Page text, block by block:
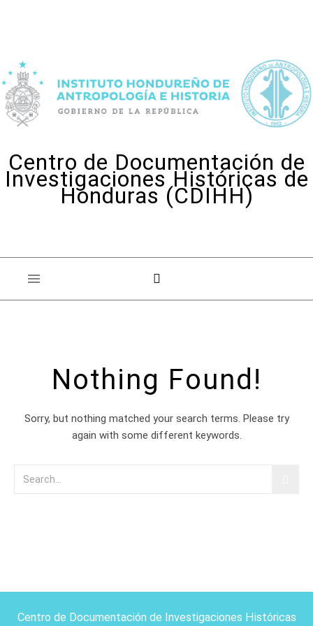
Centro de Documentación de
Investigaciones Históricas de
Honduras (CDIHH)
Nothing Found!
Sorry, but nothing matched your search terms. Please try
again with some different keywords.
Centro de Documentación de Investigaciones Históricas